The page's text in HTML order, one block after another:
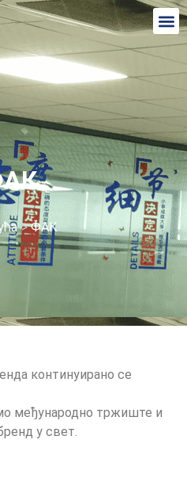
> ФАК
континуирано се
међународно тржиште и
у свет.